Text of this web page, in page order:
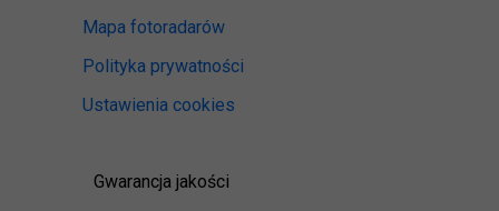
Mapa fotoradarów
Polityka prywatności
Ustawienia cookies
Gwarancja jakości